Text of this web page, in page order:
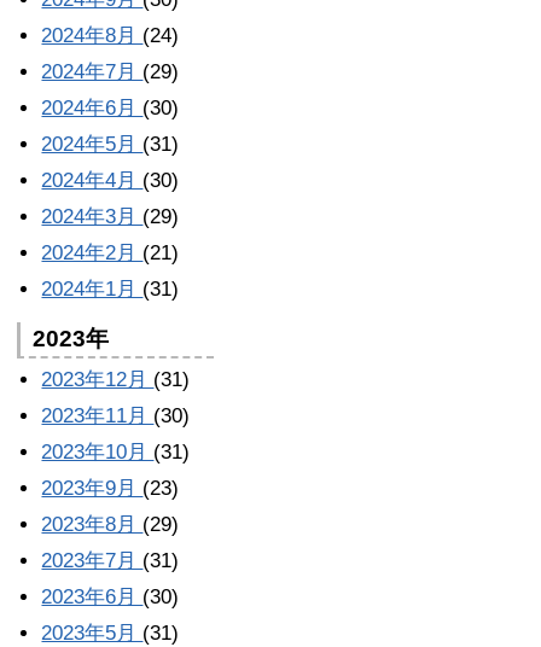
2024年8月 (24)
2024年7月 (29)
2024年6月 (30)
2024年5月 (31)
2024年4月 (30)
2024年3月 (29)
2024年2月 (21)
2024年1月 (31)
2023年
2023年12月 (31)
2023年11月 (30)
2023年10月 (31)
2023年9月 (23)
2023年8月 (29)
2023年7月 (31)
2023年6月 (30)
2023年5月 (31)